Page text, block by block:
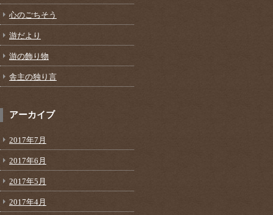
心のごちそう
游だより
游の飾り物
舎主の独り言
アーカイブ
2017年7月
2017年6月
2017年5月
2017年4月